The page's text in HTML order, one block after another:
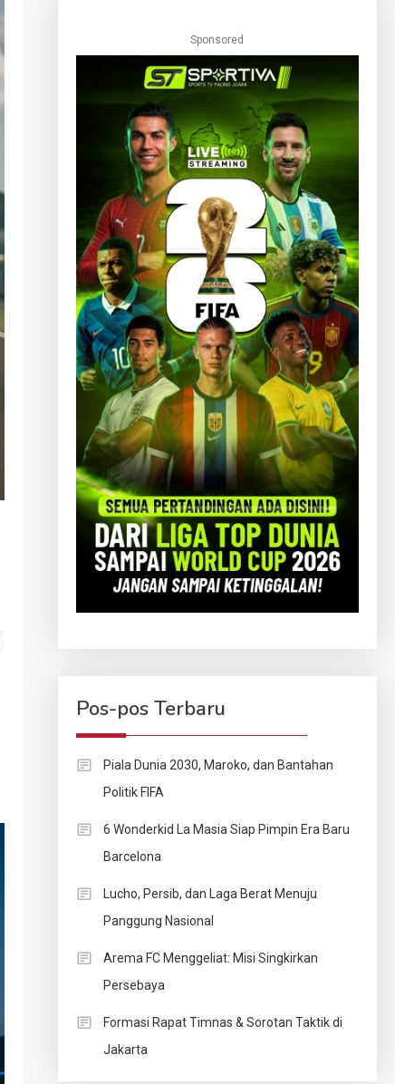
Sponsored
Pos-pos Terbaru
Piala Dunia 2030, Maroko, dan Bantahan
Politik FIFA
6 Wonderkid La Masia Siap Pimpin Era Baru
Barcelona
Lucho, Persib, dan Laga Berat Menuju
Panggung Nasional
Arema FC Menggeliat: Misi Singkirkan
Persebaya
Formasi Rapat Timnas & Sorotan Taktik di
Jakarta